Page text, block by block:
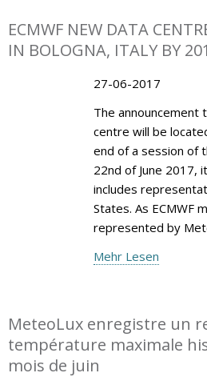
ECMWF NEW DATA
IN BOLOGNA, ITALY BY
27-06-2017
The announcement
centre will be
end of a session of
22nd of June 2017,
includes
States. As ECMWF
represented by
Mehr Lesen
MeteoLux enregistre un
température maximale
mois de juin